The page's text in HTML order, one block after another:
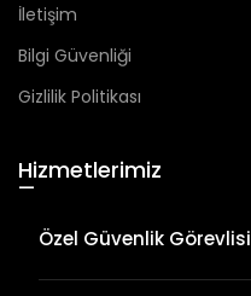
İletişim
Bilgi Güvenliği
Gizlilik Politikası
Hizmetlerimiz
—
Özel Güvenlik Görevlisi